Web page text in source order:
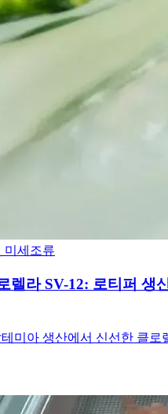
미세조류
렐라 SV-12: 로티퍼 생
미아 생산에서 신선한 클로